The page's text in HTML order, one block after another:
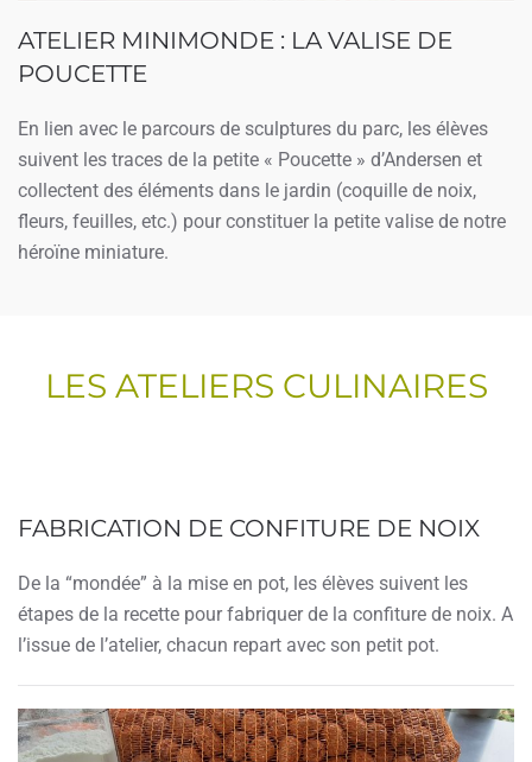
ATELIER MINIMONDE : LA VALISE DE
POUCETTE
En lien avec le parcours de sculptures du parc, les élèves
suivent les traces de la petite « Poucette » d’Andersen et
collectent des éléments dans le jardin (coquille de noix,
fleurs, feuilles, etc.) pour constituer la petite valise de notre
héroïne miniature.
LES ATELIERS CULINAIRES
FABRICATION DE CONFITURE DE NOIX
De la “mondée” à la mise en pot, les élèves suivent les
étapes de la recette pour fabriquer de la confiture de noix. A
l’issue de l’atelier, chacun repart avec son petit pot.